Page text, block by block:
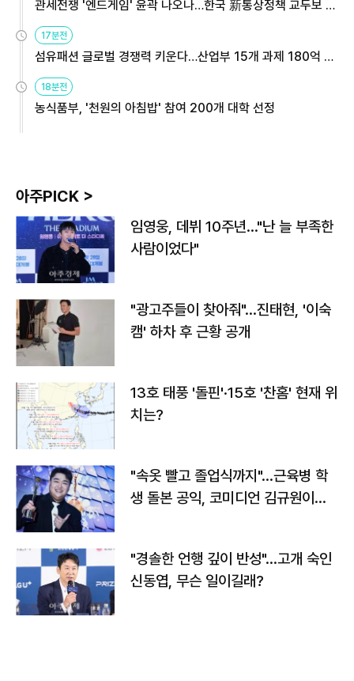
관세전쟁 '엔드게임' 윤곽 나오나…한국 新통상정책 교두보 활
용해야
17분전
섬유패션 글로벌 경쟁력 키운다…산업부 15개 과제 180억 지
원
18분전
농식품부, '천원의 아침밥' 참여 200개 대학 선정
아주PICK >
임영웅, 데뷔 10주년…"난 늘 부족한
사람이었다"
"광고주들이 찾아줘"…진태현, '이숙
캠' 하차 후 근황 공개
13호 태풍 '돌핀'·15호 '찬홈' 현재 위
치는?
"속옷 빨고 졸업식까지"…근육병 학
생 돌본 공익, 코미디언 김규원이었
"경솔한 언행 깊이 반성"…고개 숙인
신동엽, 무슨 일이길래?